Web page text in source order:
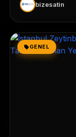
bizesatin
GENEL